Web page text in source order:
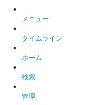
500枚限定。
小幡城 御城印
販売終了
お城EXPO 2021の会場内で販売。
メニュー
タイムライン
ホーム
検索
管理